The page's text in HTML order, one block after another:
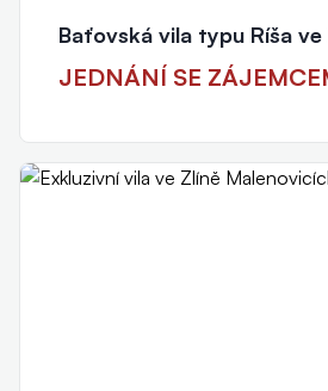
Baťovská vila typu Ríša ve
JEDNÁNÍ SE